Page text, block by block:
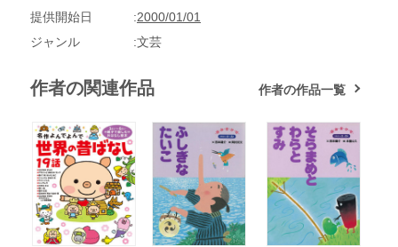
提供開始日
2000/01/01
ジャンル
文芸
作者の関連作品 作者の作品一覧